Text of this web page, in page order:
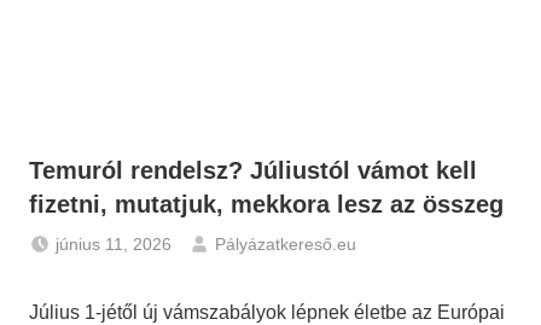
Temuról rendelsz? Júliustól vámot kell
fizetni, mutatjuk, mekkora lesz az összeg
június 11, 2026
Pályázatkereső.eu
Hírek
Július 1-jétől új vámszabályok lépnek életbe az Európai